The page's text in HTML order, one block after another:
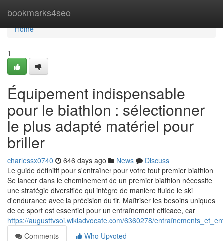
bookmarks4seo
Home
Home
1
Équipement indispensable
pour le biathlon : sélectionner
le plus adapté matériel pour
briller
charlessx0740 646 days ago News
Discuss
Le guide définitif pour s'entraîner pour votre tout premier biathlon
Se lancer dans le cheminement de un premier biathlon nécessite
une stratégie diversifiée qui intègre de manière fluide le ski
d'endurance avec la précision du tir. Maîtriser les besoins uniques
de ce sport est essentiel pour un entraînement efficace, car
https://augusttvsoi.wikiadvocate.com/6360278/
Comments
Who Upvoted